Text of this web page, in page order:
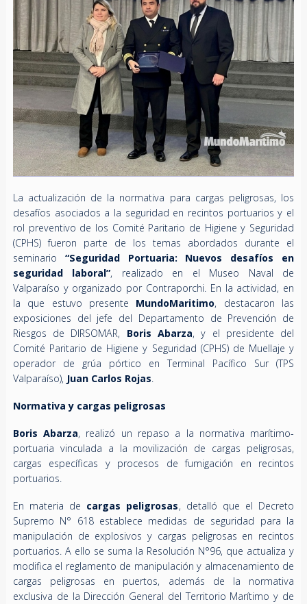
La actualización de la normativa para cargas peligrosas, los
desafíos asociados a la seguridad en recintos portuarios y el
rol preventivo de los Comité Paritario de Higiene y Seguridad
(CPHS) fueron parte de los temas abordados durante el
seminario “Seguridad Portuaria: Nuevos desafíos en
seguridad laboral”, realizado en el Museo Naval de
Valparaíso y organizado por Contraporchi. En la actividad, en
la que estuvo presente MundoMaritimo, destacaron las
exposiciones del jefe del Departamento de Prevención de
Riesgos de DIRSOMAR, Boris Abarza, y el presidente del
Comité Paritario de Higiene y Seguridad (CPHS) de Muellaje y
operador de grúa pórtico en Terminal Pacífico Sur (TPS
Valparaíso), Juan Carlos Rojas.
Normativa y cargas peligrosas
Boris Abarza, realizó un repaso a la normativa marítimo-
portuaria vinculada a la movilización de cargas peligrosas,
cargas específicas y procesos de fumigación en recintos
portuarios.
En materia de cargas peligrosas, detalló que el Decreto
Supremo N° 618 establece medidas de seguridad para la
manipulación de explosivos y cargas peligrosas en recintos
portuarios. A ello se suma la Resolución N°96, que actualiza y
modifica el reglamento de manipulación y almacenamiento de
cargas peligrosas en puertos, además de la normativa
exclusiva de la Dirección General del Territorio Marítimo y de